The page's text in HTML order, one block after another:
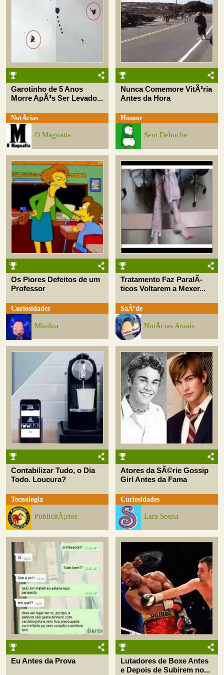
Garotinho de 5 Anos
Morre ApÃ³s Ser Levado...
NotÃ­cias
O Magnatta
Nunca Comemore VitÃ³ria
Antes da Hora
Humor
Sem Deboche
Os Piores Defeitos de um
Professor
Curiosidades
Minilua
Tratamento Faz ParalÃ­
ticos Voltarem a Mexer...
SaÃºde
NotÃ­cias Atuais
Contabilizar Tudo, o Dia
Todo. Loucura?
Tecnologia
PublicitÃ¡rios
Atores da SÃ©rie Gossip
Girl Antes da Fama
Curiosidades
Lara Sousa
Eu Antes da Prova
Lutadores de Boxe Antes
e Depois de Subirem no...